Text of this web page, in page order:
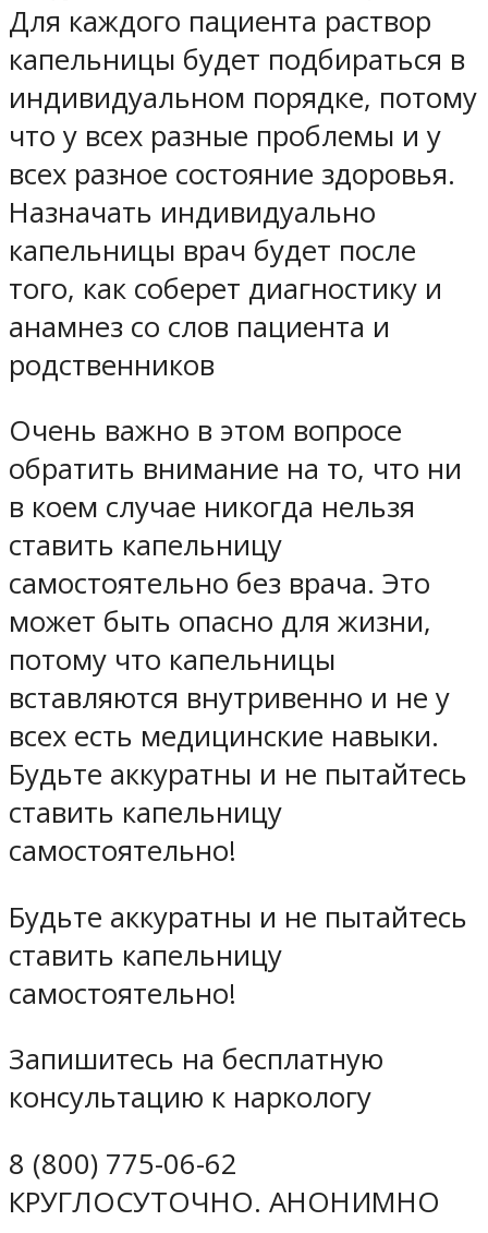
Для каждого пациента раствор
капельницы будет подбираться в
индивидуальном порядке, потому
что у всех разные проблемы и у
всех разное состояние здоровья.
Назначать индивидуально
капельницы врач будет после
того, как соберет диагностику и
анамнез со слов пациента и
родственников
Очень важно в этом вопросе
обратить внимание на то, что ни
в коем случае никогда нельзя
ставить капельницу
самостоятельно без врача. Это
может быть опасно для жизни,
потому что капельницы
вставляются внутривенно и не у
всех есть медицинские навыки.
Будьте аккуратны и не пытайтесь
ставить капельницу
самостоятельно!
Будьте аккуратны и не пытайтесь
ставить капельницу
самостоятельно!
Запишитесь на бесплатную
консультацию к наркологу
8 (800) 775-06-62
КРУГЛОСУТОЧНО. АНОНИМНО